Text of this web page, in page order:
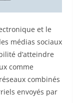
et le
médias sociaux
d’atteindre
comme
combinés
envoyés par